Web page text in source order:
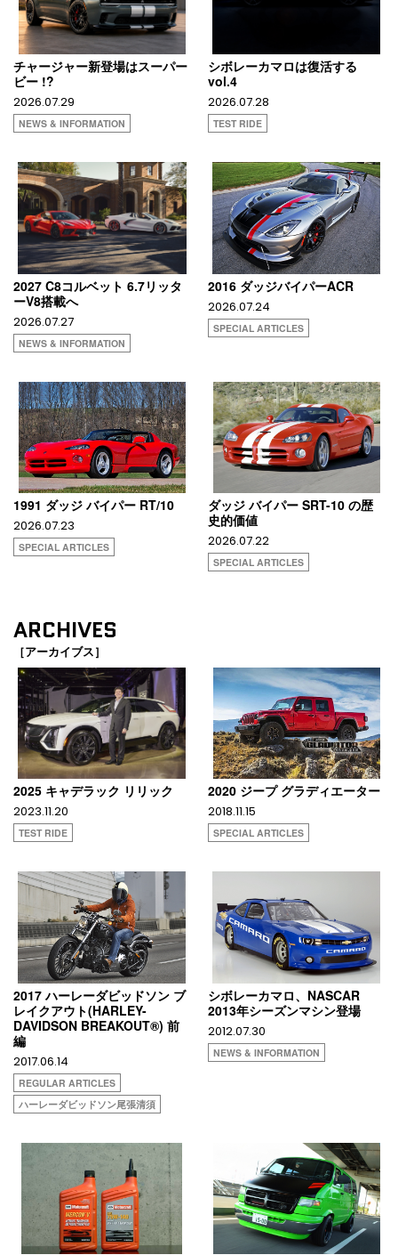
チャージャー新登場はスーパー
ビー !?
2026.07.29
NEWS & INFORMATION
シボレーカマロは復活する
vol.4
2026.07.28
TEST RIDE
2027 C8コルベット 6.7リッタ
ーV8搭載へ
2026.07.27
NEWS & INFORMATION
2016 ダッジバイパーACR
2026.07.24
SPECIAL ARTICLES
1991 ダッジ バイパー RT/10
2026.07.23
SPECIAL ARTICLES
ダッジ バイパー SRT-10 の歴
史的価値
2026.07.22
SPECIAL ARTICLES
ARCHIVES
［アーカイブス］
2025 キャデラック リリック
2023.11.20
TEST RIDE
2020 ジープ グラディエーター
2018.11.15
SPECIAL ARTICLES
2017 ハーレーダビッドソン ブ
レイクアウト(HARLEY-
DAVIDSON BREAKOUT®) 前
編
2017.06.14
REGULAR ARTICLES
ハーレーダビッドソン尾張清須
シボレーカマロ、NASCAR
2013年シーズンマシン登場
2012.07.30
NEWS & INFORMATION